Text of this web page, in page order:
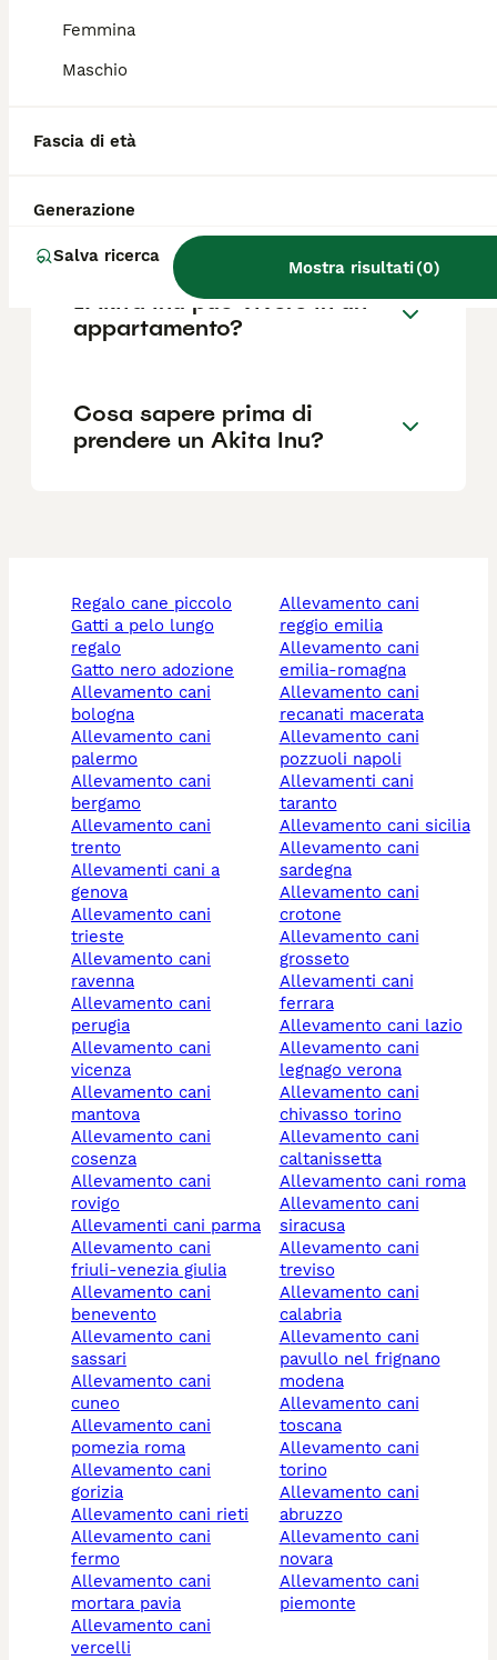
Femmina
Maschio
Fascia di età
Generazione
Salva ricerca
Mostra risultati(0)
Quali sono i difetti di un
difficile?
L'Akita Inu può vivere in un
appartamento?
Cosa sapere prima di
prendere un Akita Inu?
regalo cane piccolo
gatti a pelo lungo
regalo
gatto nero adozione
allevamento cani
bologna
allevamento cani
palermo
allevamento cani
bergamo
allevamento cani
trento
allevamenti cani a
genova
allevamento cani
trieste
allevamento cani
ravenna
allevamento cani
perugia
allevamento cani
vicenza
allevamento cani
mantova
allevamento cani
cosenza
allevamento cani
rovigo
allevamenti cani parma
allevamento cani
friuli-venezia giulia
allevamento cani
benevento
allevamento cani
sassari
allevamento cani
cuneo
allevamento cani
pomezia roma
allevamento cani
gorizia
allevamento cani rieti
allevamento cani
fermo
allevamento cani
mortara pavia
allevamento cani
vercelli
allevamento cani
reggio emilia
allevamento cani
emilia-romagna
allevamento cani
recanati macerata
allevamento cani
pozzuoli napoli
allevamenti cani
taranto
allevamento cani sicilia
allevamento cani
sardegna
allevamento cani
crotone
allevamento cani
grosseto
allevamenti cani
ferrara
allevamento cani lazio
allevamento cani
legnago verona
allevamento cani
chivasso torino
allevamento cani
caltanissetta
allevamento cani roma
allevamento cani
siracusa
allevamento cani
treviso
allevamento cani
calabria
allevamento cani
pavullo nel frignano
modena
allevamento cani
toscana
allevamento cani
torino
allevamento cani
abruzzo
allevamento cani
novara
allevamento cani
piemonte